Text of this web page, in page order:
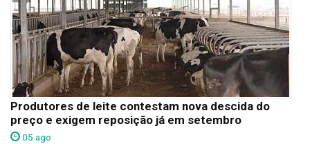
Produtores de leite contestam nova descida do
preço e exigem reposição já em setembro
05 ago